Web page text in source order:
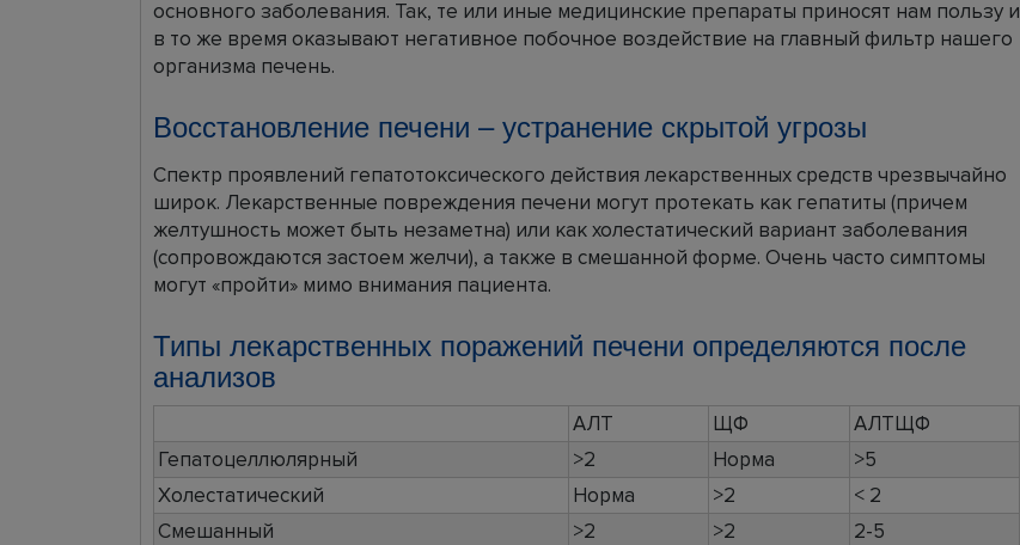
основного заболевания. Так, те или иные медицинские препараты приносят нам пользу и
в то же время оказывают негативное побочное воздействие на главный фильтр нашего
организма печень.
Восстановление печени – устранение скрытой угрозы
Спектр проявлений гепатотоксического действия лекарственных средств чрезвычайно
широк. Лекарственные повреждения печени могут протекать как гепатиты (причем
желтушность может быть незаметна) или как холестатический вариант заболевания
(сопровождаются застоем желчи), а также в смешанной форме. Очень часто симптомы
могут «пройти» мимо внимания пациента.
Типы лекарственных поражений печени определяются после
анализов
АЛТ ЩФ
АЛТЩФ
Гепатоцеллюлярный
>2 Норма
>5
Холестатический
Норма >2
< 2
Смешанный
>2 >2
2-5